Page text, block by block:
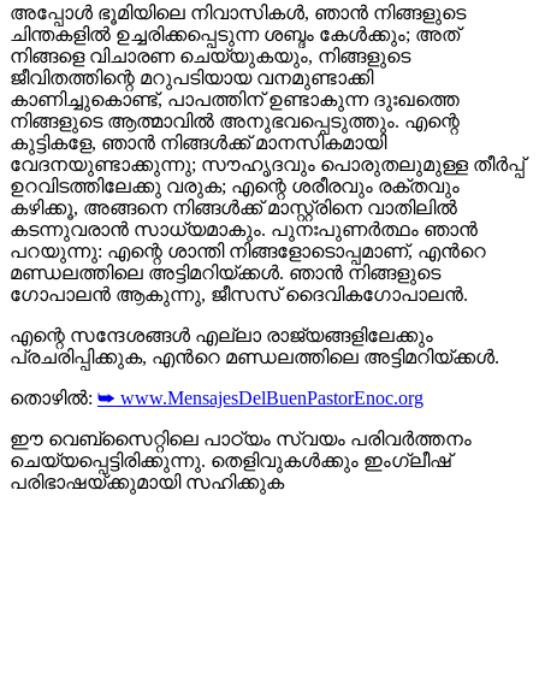
അപ്പോൾ ഭൂമിയിലെ നിവാസികൾ, ഞാൻ നിങ്ങളുടെ
ചിന്തകളിൽ ഉച്ചരിക്കപ്പെടുന്ന ശബ്ദം കേൾക്കും; അത്
നിങ്ങളെ വിചാരണ ചെയ്യുകയും, നിങ്ങളുടെ
ജീവിതത്തിന്റെ മറുപടിയായ വനമുണ്ടാക്കി
കാണിച്ചുകൊണ്ട്, പാപത്തിന് ഉണ്ടാകുന്ന ദുഃഖത്തെ
നിങ്ങളുടെ ആത്മാവിൽ അനുഭവപ്പെടുത്തും. എന്റെ
കുട്ടികളേ, ഞാൻ നിങ്ങൾക്ക് മാനസികമായി
വേദനയുണ്ടാക്കുന്നു; സൗഹൃദവും പൊരുതലുമുള്ള തീർപ്പ്
ഉറവിടത്തിലേക്കു വരുക; എന്റെ ശരീരവും രക്തവും
കഴിക്കൂ, അങ്ങനെ നിങ്ങൾക്ക് മാസ്റ്റ്രിനെ വാതിലിൽ
കടന്നുവരാൻ സാധ്യമാകും. പുനഃപുണർത്ഥം ഞാന്‍
പറയുന്നു: എന്റെ ശാന്തി നിങ്ങളോടൊപ്പമാണ്, എന്‍റെ
മണ്ഡലത്തിലെ അട്ടിമറിയ്ക്കൾ. ഞാൻ നിങ്ങളുടെ
ഗോപാലൻ ആകുന്നു, ജീസസ് ദൈവികഗോപാലൻ.
എന്റെ സന്ദേശങ്ങൾ എല്ലാ രാജ്യങ്ങളിലേക്കും
പ്രചരിപ്പിക്കുക, എന്‍റെ മണ്ഡലത്തിലെ അട്ടിമറിയ്ക്കൾ.
തൊഴിൽ: ➥ www.MensajesDelBuenPastorEnoc.org
ഈ വെബ്സൈറ്റിലെ പാഠ്യം സ്വയം പരിവർത്തനം
ചെയ്യപ്പെട്ടിരിക്കുന്നു. തെളിവുകൾക്കും ഇംഗ്ലീഷ്
പരിഭാഷയ്ക്കുമായി സഹിക്കുക